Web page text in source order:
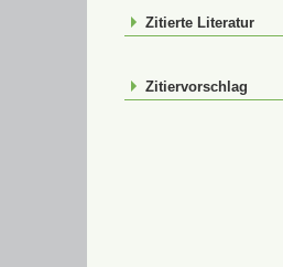
Zitierte Literatur
Zitiervorschlag